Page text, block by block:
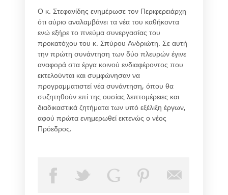
Ο κ. Στεφανίδης ενημέρωσε τον Περιφερειάρχη
ότι αύριο αναλαμβάνει τα νέα του καθήκοντα
ενώ εξήρε το πνεύμα συνεργασίας του
προκατόχου του κ. Σπύρου Ανδριώτη. Σε αυτή
την πρώτη συνάντηση των δύο πλευρών έγινε
αναφορά στα έργα κοινού ενδιαφέροντος που
εκτελούνται και συμφώνησαν να
προγραμματιστεί νέα συνάντηση, όπου θα
συζητηθούν επί της ουσίας λεπτομέρειες και
διαδικαστικά ζητήματα των υπό εξέλιξη έργων,
αφού πρώτα ενημερωθεί εκτενώς ο νέος
Πρόεδρος.